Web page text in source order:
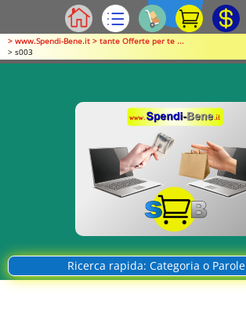
> www.Spendi-Bene.it > tante Offerte per te ...
> s003
Ricerca rapida: Categoria o Parole